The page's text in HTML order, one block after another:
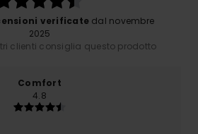
verificate dal novembre
2025
clienti consiglia questo prodotto
Comfort
4.8